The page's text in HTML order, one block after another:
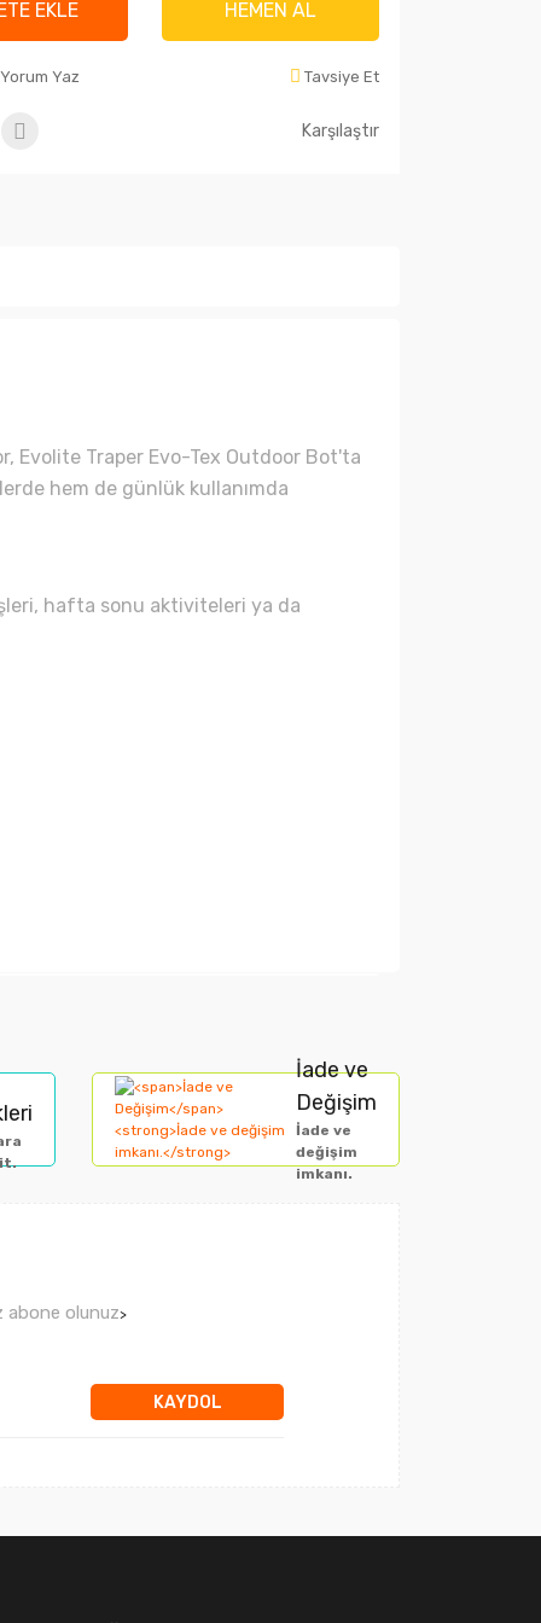
EKLE HEMEN AL
Yorum Yaz Tavsiye Et
Karşılaştır
Evolite Traper Evo-Tex Outdoor Bot'ta
hem de günlük kullanımda
hafta sonu aktiviteleri ya da
İade ve
Değişim
İade ve
değişim
imkanı.
abone olunuz>
KAYDOL